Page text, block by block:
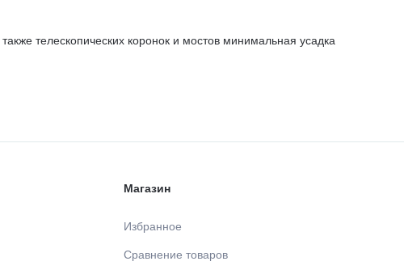
телескопических коронок и мостов минимальная усадка
Магазин
Избранное
Сравнение товаров